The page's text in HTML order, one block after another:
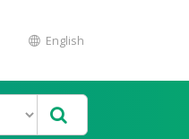
English